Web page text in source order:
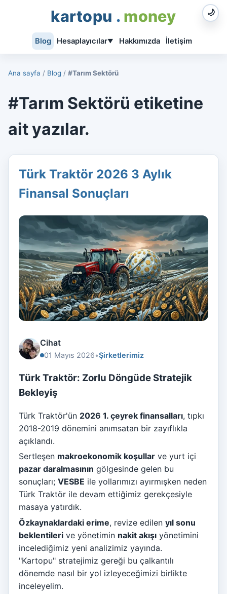
kartopu . money 🌙
Blog Hesaplayıcılar▼ Hakkımızda İletişim
Ana sayfa / Blog / #Tarım Sektörü
#Tarım Sektörü etiketine
ait yazılar.
Türk Traktör 2026 3 Aylık
Finansal Sonuçları
Cihat
01 Mayıs 2026•Şirketlerimiz
Türk Traktör: Zorlu Döngüde Stratejik
Bekleyiş
Türk Traktör'ün 2026 1. çeyrek finansalları, tıpkı
2018-2019 dönemini anımsatan bir zayıflıkla
açıklandı.
Sertleşen makroekonomik koşullar ve yurt içi
pazar daralmasının gölgesinde gelen bu
sonuçları; VESBE ile yollarımızı ayırmışken neden
Türk Traktör ile devam ettiğimiz gerekçesiyle
masaya yatırdık.
Özkaynaklardaki erime, revize edilen yıl sonu
beklentileri ve yönetimin nakit akışı yönetimini
incelediğimiz yeni analizimiz yayında.
"Kartopu" stratejimiz gereği bu çalkantılı
dönemde nasıl bir yol izleyeceğimizi birlikte
inceleyelim.